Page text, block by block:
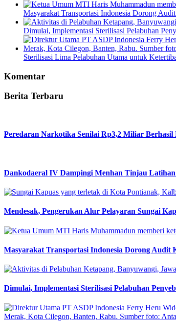
Masyarakat Transportasi Indonesia Dorong
Dimulai, Implementasi Sterilisasi Pelabuhan
Sterilisasi Lima Pelabuhan Utama untuk
Komentar
Berita Terbaru
Peredaran Narkotika Senilai Rp3,2 Miliar
Dankodaeral IV Dampingi Menhan Tinjau
Mendesak, Pengerukan Alur Pelayaran Sungai
Masyarakat Transportasi Indonesia Dorong Audit
Dimulai, Implementasi Sterilisasi Pelabuhan